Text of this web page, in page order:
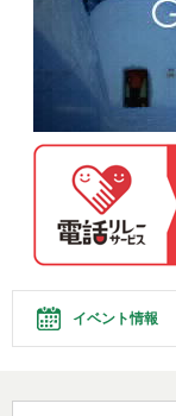
イベント情報